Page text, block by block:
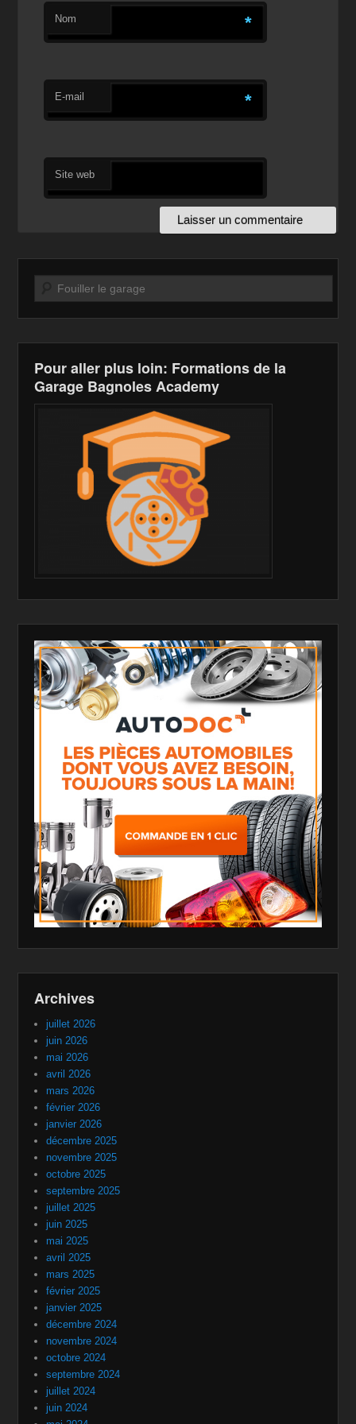
Nom *
E-mail *
Site web
Recherche
Pour aller plus loin: Formations de la
Garage Bagnoles Academy
Archives
juillet 2026
juin 2026
mai 2026
avril 2026
mars 2026
février 2026
janvier 2026
décembre 2025
novembre 2025
octobre 2025
septembre 2025
juillet 2025
juin 2025
mai 2025
avril 2025
mars 2025
février 2025
janvier 2025
décembre 2024
novembre 2024
octobre 2024
septembre 2024
juillet 2024
juin 2024